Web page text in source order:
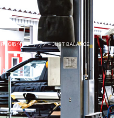
取付|RIPリップ – JUST BALANCE